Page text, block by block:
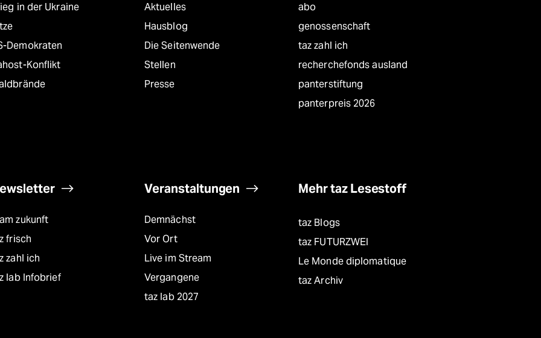
in der Ukraine
Demokraten
Konflikt
Aktuelles
Hausblog
Die Seitenwende
Stellen
Presse
abo
genossenschaft
taz zahl ich
recherchefonds ausland
panterstiftung
panterpreis 2026
zukunft
frisch
zahl ich
lab Infobrief
Veranstaltungen
Demnächst
Vor Ort
Live im Stream
Vergangene
taz lab 2027
Mehr taz Lesestoff
taz Blogs
taz FUTURZWEI
Le Monde diplomatique
taz Archiv